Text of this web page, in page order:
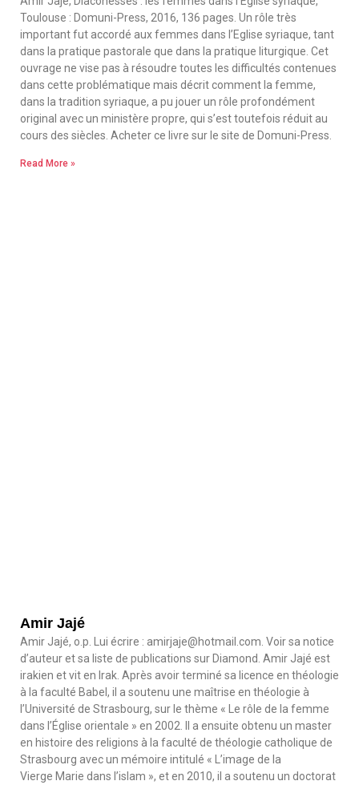
Toulouse : Domuni-Press, 2016, 136 pages. Un rôle très
important fut accordé aux femmes dans l’Eglise syriaque, tant
dans la pratique pastorale que dans la pratique liturgique. Cet
ouvrage ne vise pas à résoudre toutes les difficultés contenues
dans cette problématique mais décrit comment la femme,
dans la tradition syriaque, a pu jouer un rôle profondément
original avec un ministère propre, qui s’est toutefois réduit au
cours des siècles. Acheter ce livre sur le site de Domuni-Press.
Read More »
Amir Jajé
Amir Jajé, o.p. Lui écrire : amirjaje@hotmail.com. Voir sa notice
d’auteur et sa liste de publications sur Diamond. Amir Jajé est
irakien et vit en Irak. Après avoir terminé sa licence en théologie
à la faculté Babel, il a soutenu une maîtrise en théologie à
l’Université de Strasbourg, sur le thème « Le rôle de la femme
dans l’Église orientale » en 2002. Il a ensuite obtenu un master
en histoire des religions à la faculté de théologie catholique de
Strasbourg avec un mémoire intitulé « L’image de la
Vierge Marie dans l’islam », et en 2010, il a soutenu un doctorat